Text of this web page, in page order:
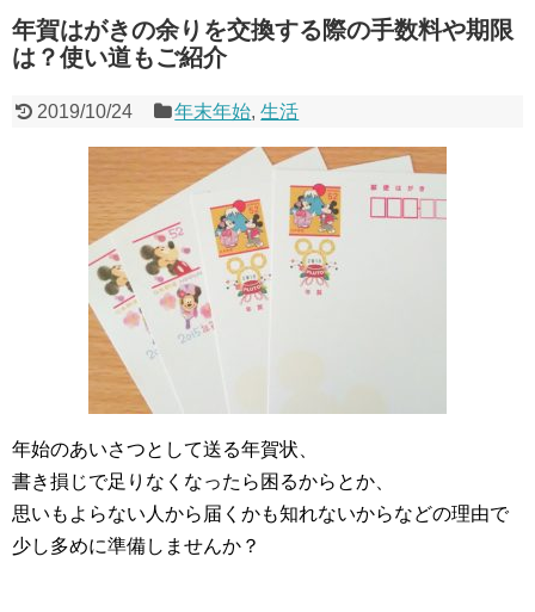
年賀はがきの余りを交換する際の手数料や期限
は？使い道もご紹介
2019/10/24 年末年始,生活
年始のあいさつとして送る年賀状、
書き損じで足りなくなったら困るからとか、
思いもよらない人から届くかも知れないからなどの理由で
少し多めに準備しませんか？